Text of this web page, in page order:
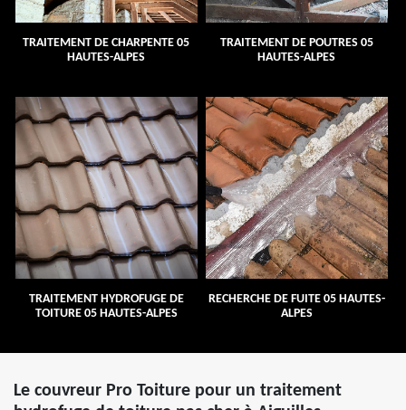
TRAITEMENT DE CHARPENTE 05
HAUTES-ALPES
TRAITEMENT DE POUTRES 05
HAUTES-ALPES
TRAITEMENT HYDROFUGE DE
TOITURE 05 HAUTES-ALPES
RECHERCHE DE FUITE 05 HAUTES-
ALPES
Le couvreur Pro Toiture pour un traitement